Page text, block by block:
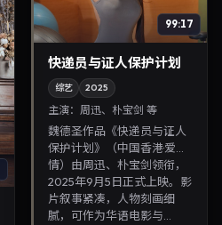
99:17
快递员与证人保护计划
综艺 2025
主演：周迅、朴宝剑 等
魏德圣作品《快递员与证人
保护计划》（中国香港·爱
情）由周迅、朴宝剑领衔，
2025年9月5日正式上映。影
片叙事紧凑，人物刻画细
腻，可作为华语电影与...